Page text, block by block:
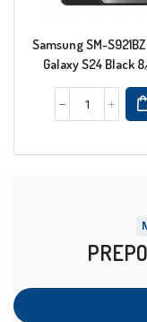
Samsung SM-
Galaxy S24 Black